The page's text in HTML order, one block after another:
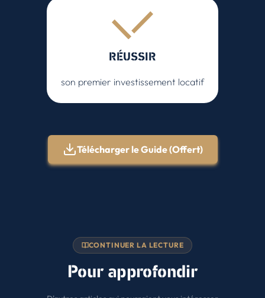
RÉUSSIR
son premier investissement locatif
Télécharger le Guide (Offert)
CONTINUER LA LECTURE
Pour approfondir